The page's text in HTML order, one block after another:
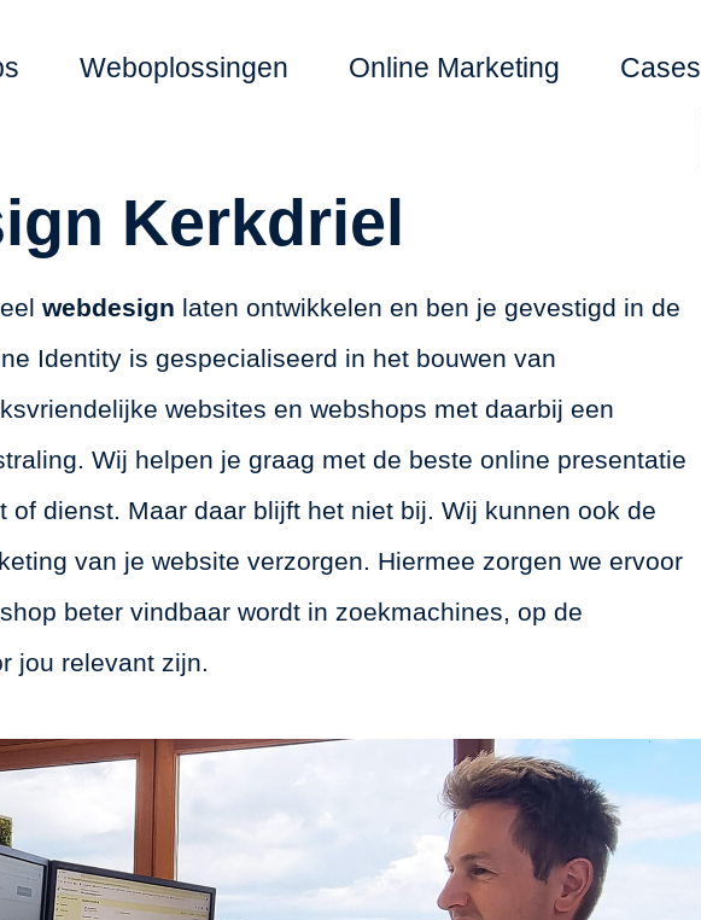
Weboplossingen Online Marketing Cases
Kerkdriel
webdesign laten ontwikkelen en ben je gevestigd in de
Identity is gespecialiseerd in het bouwen van
websites en webshops met daarbij een
Wij helpen je graag met de beste online presentatie
of dienst. Maar daar blijft het niet bij. Wij kunnen ook de
van je website verzorgen. Hiermee zorgen we ervoor
beter vindbaar wordt in zoekmachines, op de
jou relevant zijn.